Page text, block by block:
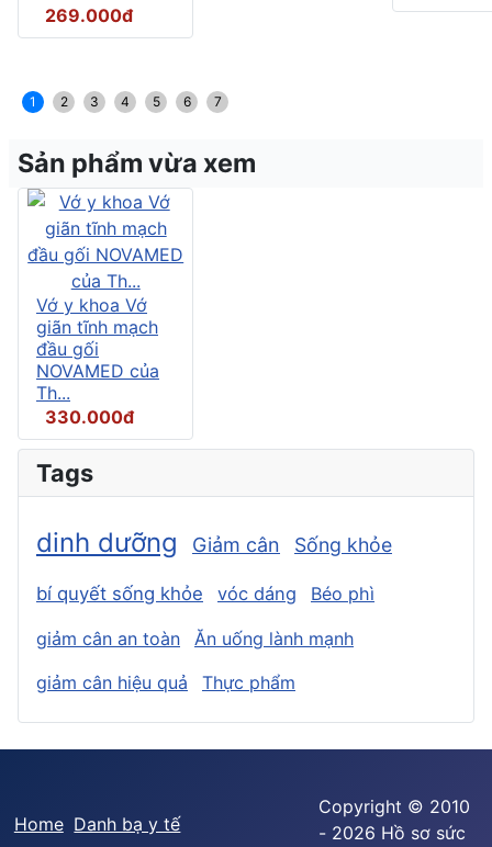
269.000đ
1 2 3 4 5 6 7
Sản phẩm vừa xem
Vớ y khoa Vớ
giãn tĩnh mạch
đầu gối
NOVAMED của
Th...
330.000đ
Tags
dinh dưỡng Giảm cân Sống khỏe
bí quyết sống khỏe vóc dáng Béo phì
giảm cân an toàn
Ăn uống lành mạnh
giảm cân hiệu quả
Thực phẩm
Home Danh bạ y tế
Copyright © 2010
- 2026 Hồ sơ sức